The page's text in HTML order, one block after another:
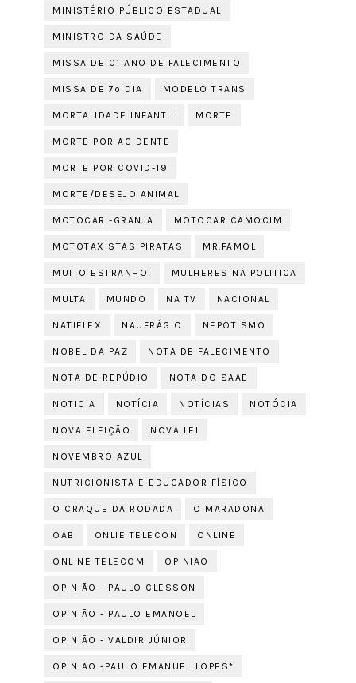
MINISTÉRIO PÚBLICO ESTADUAL
MINISTRO DA SAÚDE
MISSA DE 01 ANO DE FALECIMENTO
MISSA DE 7º DIA MODELO TRANS
MORTALIDADE INFANTIL MORTE
MORTE POR ACIDENTE
MORTE POR COVID-19
MORTE/DESEJO ANIMAL
MOTOCAR -GRANJA MOTOCAR CAMOCIM
MOTOTAXISTAS PIRATAS MR.FAMOL
MUITO ESTRANHO! MULHERES NA POLITICA
MULTA MUNDO NA TV NACIONAL
NATIFLEX NAUFRÁGIO NEPOTISMO
NOBEL DA PAZ NOTA DE FALECIMENTO
NOTA DE REPÚDIO NOTA DO SAAE
NOTICIA NOTÍCIA NOTÍCIAS NOTÓCIA
NOVA ELEIÇÃO NOVA LEI
NOVEMBRO AZUL
NUTRICIONISTA E EDUCADOR FÍSICO
O CRAQUE DA RODADA O MARADONA
OAB ONLIE TELECON ONLINE
ONLINE TELECOM OPINIÃO
OPINIÃO - PAULO CLESSON
OPINIÃO - PAULO EMANOEL
OPINIÃO - VALDIR JÚNIOR
OPINIÃO -PAULO EMANUEL LOPES*